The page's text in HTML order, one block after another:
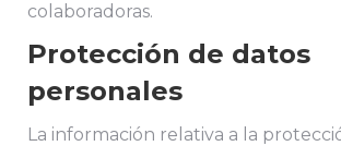
colaboradoras.
Protección de datos
personales
La información relativa a la